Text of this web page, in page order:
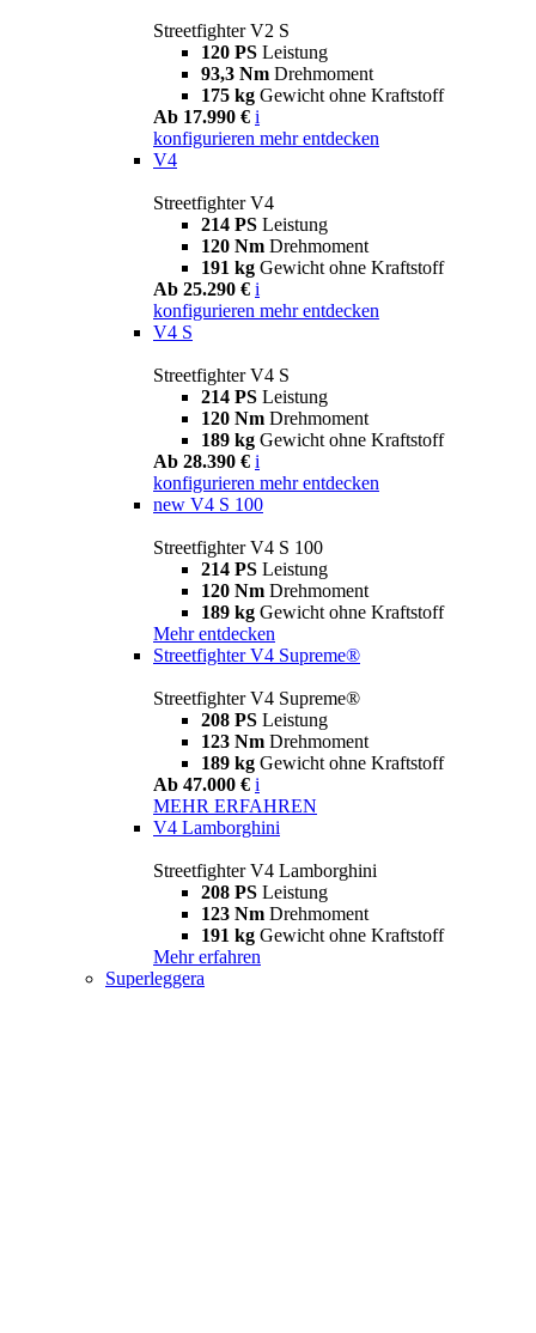
Streetfighter V2 S
120 PS Leistung
93,3 Nm Drehmoment
175 kg Gewicht ohne Kraftstoff
Ab 17.990 € i
konfigurieren mehr entdecken
V4
Streetfighter V4
214 PS Leistung
120 Nm Drehmoment
191 kg Gewicht ohne Kraftstoff
Ab 25.290 € i
konfigurieren mehr entdecken
V4 S
Streetfighter V4 S
214 PS Leistung
120 Nm Drehmoment
189 kg Gewicht ohne Kraftstoff
Ab 28.390 € i
konfigurieren mehr entdecken
new V4 S 100
Streetfighter V4 S 100
214 PS Leistung
120 Nm Drehmoment
189 kg Gewicht ohne Kraftstoff
Mehr entdecken
Streetfighter V4 Supreme®
Streetfighter V4 Supreme®
208 PS Leistung
123 Nm Drehmoment
189 kg Gewicht ohne Kraftstoff
Ab 47.000 € i
MEHR ERFAHREN
V4 Lamborghini
Streetfighter V4 Lamborghini
208 PS Leistung
123 Nm Drehmoment
191 kg Gewicht ohne Kraftstoff
Mehr erfahren
Superleggera